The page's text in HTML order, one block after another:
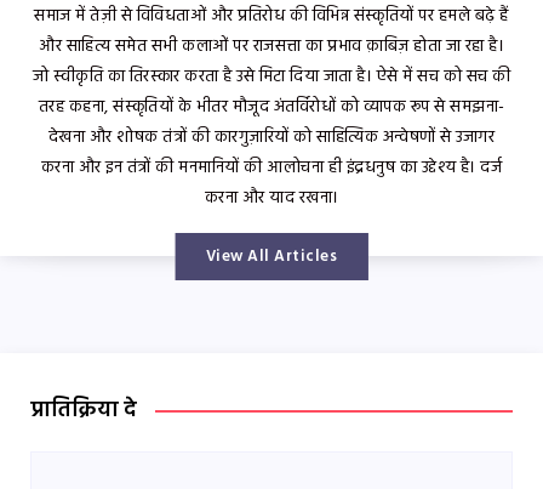
समाज में तेज़ी से विविधताओं और प्रतिरोध की विभिन्न संस्कृतियों पर हमले बढ़े हैं
और साहित्य समेत सभी कलाओं पर राजसत्ता का प्रभाव क़ाबिज़ होता जा रहा है।
जो स्वीकृति का तिरस्कार करता है उसे मिटा दिया जाता है। ऐसे में सच को सच की
तरह कहना, संस्कृतियों के भीतर मौजूद अंतर्विरोधों को व्यापक रूप से समझना-
देखना और शोषक तंत्रों की कारगुज़ारियों को साहित्यिक अन्वेषणों से उजागर
करना और इन तंत्रों की मनमानियों की आलोचना ही इंद्रधनुष का उद्देश्य है। दर्ज
करना और याद रखना।
View All Articles
प्रातिक्रिया दे